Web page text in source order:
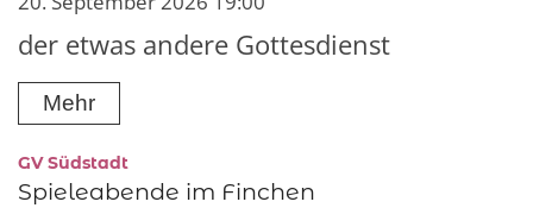
der etwas andere Gottesdienst
Mehr
GV Südstadt:
Spieleabende im Finchen